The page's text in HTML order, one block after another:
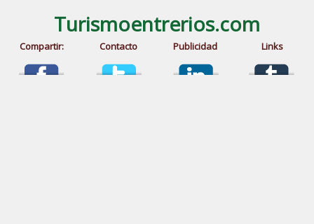
Turismoentrerios.com
Compartir: Contacto Publicidad Links